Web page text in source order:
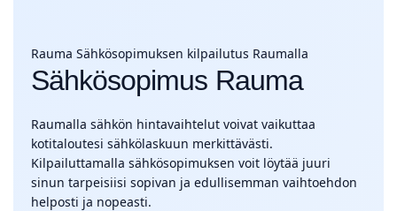
Rauma Sähkösopimuksen kilpailutus Raumalla
Sähkösopimus Rauma
Raumalla sähkön hintavaihtelut voivat vaikuttaa
kotitaloutesi sähkölaskuun merkittävästi.
Kilpailuttamalla sähkösopimuksen voit löytää juuri
sinun tarpeisiisi sopivan ja edullisemman vaihtoehdon
helposti ja nopeasti.